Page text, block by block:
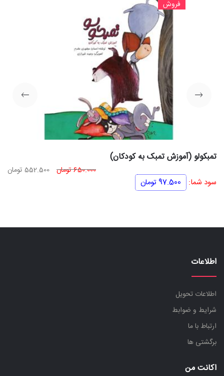
فروش
تمبکولو (آموزش تمبک به کودکان)
650.000تومان قیمت
552.500 تومان
سود شما: 97.500 تومان
اطلاعات
اطلاعات تحویل
شرایط و ضوابط
ارتباط با ما
برگشتی ها
اکانت من